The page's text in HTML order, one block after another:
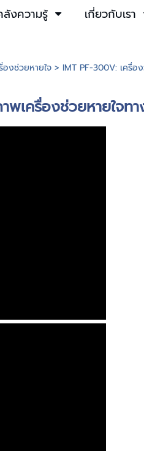
ลังความรู้ เกี่ยวกับเรา
องช่วยหายใจ> IMT PF-300V: เครื่อ
าพเครื่องช่วยหายใ